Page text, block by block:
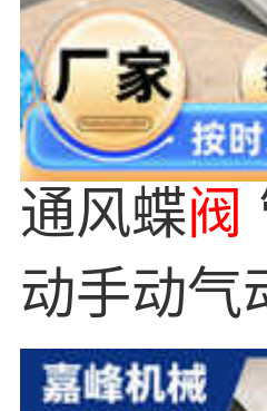
通风蝶阀
动手动气
阀厂家